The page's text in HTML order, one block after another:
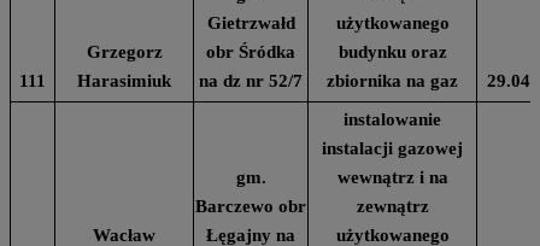
111
Grzegorz
Harasimiuk
Gietrzwałd
obr Śródka
na dz nr 52/7
użytkowanego
budynku oraz
zbiornika na gaz
Wacław
gm.
Barczewo obr
Łęgajny na
instalowanie
instalacji gazowej
wewnątrz i na
zewnątrz
użytkowanego